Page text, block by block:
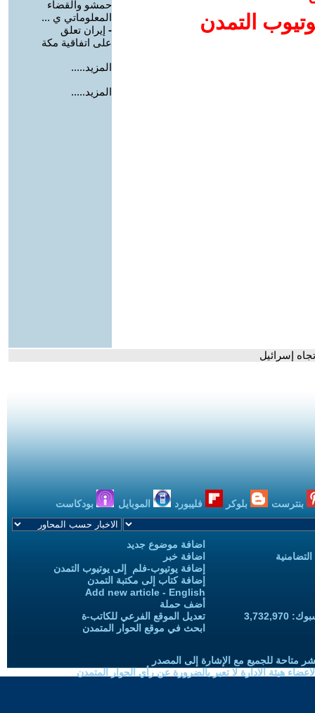
التمدن
حمشو والقضاء
المعلوماتي ي ...
- إيران تعلق
على اتفاقية مكة
المزيد.....
المزيد.....
إسرائيل
بنترست بلوكر فليبورد الموبايل بودكاست
اضافة موضوع جديد
اضافة خبر
إضافة يوتيوب-فلم إلى يوتيوب التمدن
إضافة كتاب إلى مكتبة التمدن
Add new article - English
أضف حملة
تعديل الموقع الفرعي للكاتب-ة
ابحث في موقع الحوار المتمدن
متاحة للجميع مع الإشارة إلى المصدر
هيئة الادارة لا تعبر بالضرورة عن رأي الحوار المتمدن